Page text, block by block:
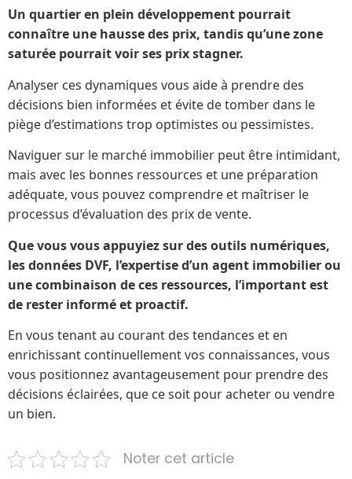
Un quartier en plein développement pourrait
connaître une hausse des prix, tandis qu’une zone
saturée pourrait voir ses prix stagner.
Analyser ces dynamiques vous aide à prendre des
décisions bien informées et évite de tomber dans le
piège d’estimations trop optimistes ou pessimistes.
Naviguer sur le marché immobilier peut être intimidant,
mais avec les bonnes ressources et une préparation
adéquate, vous pouvez comprendre et maîtriser le
processus d’évaluation des prix de vente.
Que vous vous appuyiez sur des outils numériques,
les données DVF, l’expertise d’un agent immobilier ou
une combinaison de ces ressources, l’important est
de rester informé et proactif.
En vous tenant au courant des tendances et en
enrichissant continuellement vos connaissances, vous
vous positionnez avantageusement pour prendre des
décisions éclairées, que ce soit pour acheter ou vendre
un bien.
Noter cet article